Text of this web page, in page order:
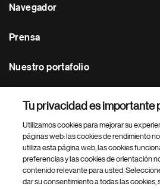
Navegador
Prensa
Nuestro portafolio
Footer Site Search
Tu privacidad es importante
Utilizamos cookies para mejorar su
páginas web: las cookies de rendimiento
utiliza esta página web, las cookies
preferencias y las cookies de orientación
contenido relevante para usted.
dar su consentimiento a todas las cookies,